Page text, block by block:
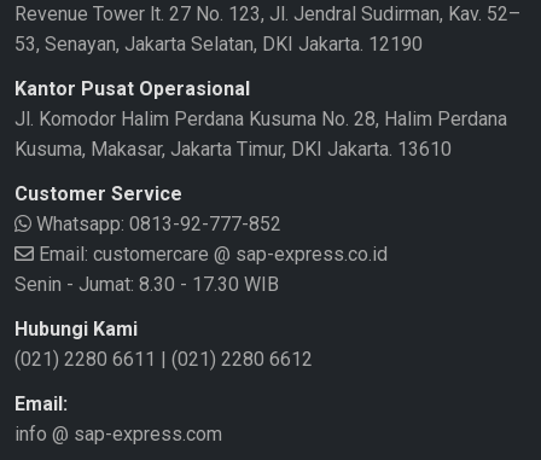
Revenue Tower lt. 27 No. 123, Jl. Jendral Sudirman, Kav. 52–
53, Senayan, Jakarta Selatan, DKI Jakarta. 12190
Kantor Pusat Operasional
Jl. Komodor Halim Perdana Kusuma No. 28, Halim Perdana
Kusuma, Makasar, Jakarta Timur, DKI Jakarta. 13610
Customer Service
Whatsapp: 0813-92-777-852
Email: customercare @ sap-express.co.id
Senin - Jumat: 8.30 - 17.30 WIB
Hubungi Kami
(021) 2280 6611 | (021) 2280 6612
Email:
info @ sap-express.com